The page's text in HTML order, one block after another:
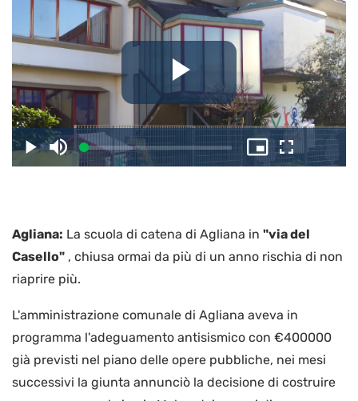
il
video
PlayDisattiva
l’audio
Caricato:
3.28%
Picture-
in-
Schermo
intero
Agliana: La scuola di catena di Agliana in "via del
Casello" , chiusa ormai da più di un anno rischia di non
riaprire più.
L'amministrazione comunale di Agliana aveva in
programma l'adeguamento antisismico con €400000
già previsti nel piano delle opere pubbliche, nei mesi
successivi la giunta annunciò la decisione di costruire